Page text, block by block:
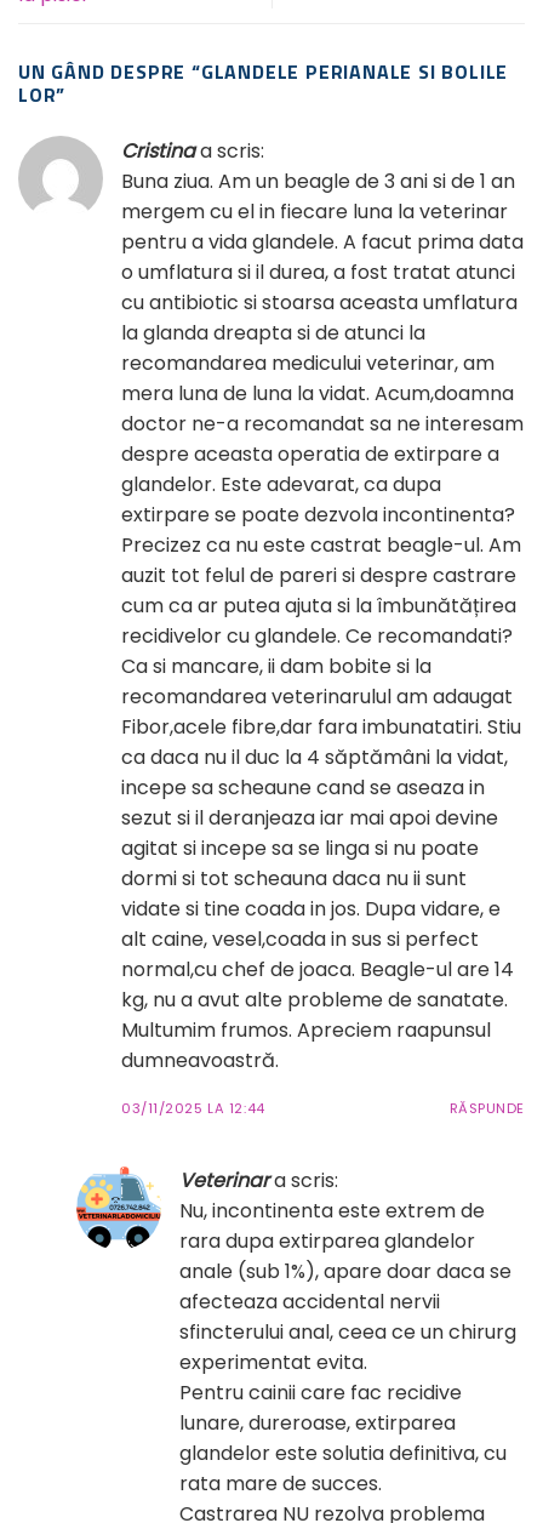
UN GÂND DESPRE “GLANDELE PERIANALE SI BOLILE
LOR”
Cristinaa scris:
Buna ziua. Am un beagle de 3 ani si de 1 an
mergem cu el in fiecare luna la veterinar
pentru a vida glandele. A facut prima data
o umflatura si il durea, a fost tratat atunci
cu antibiotic si stoarsa aceasta umflatura
la glanda dreapta si de atunci la
recomandarea medicului veterinar, am
mera luna de luna la vidat. Acum,doamna
doctor ne-a recomandat sa ne interesam
despre aceasta operatia de extirpare a
glandelor. Este adevarat, ca dupa
extirpare se poate dezvola incontinenta?
Precizez ca nu este castrat beagle-ul. Am
auzit tot felul de pareri si despre castrare
cum ca ar putea ajuta si la îmbunătățirea
recidivelor cu glandele. Ce recomandati?
Ca si mancare, ii dam bobite si la
recomandarea veterinarulul am adaugat
Fibor,acele fibre,dar fara imbunatatiri. Stiu
ca daca nu il duc la 4 săptămâni la vidat,
incepe sa scheaune cand se aseaza in
sezut si il deranjeaza iar mai apoi devine
agitat si incepe sa se linga si nu poate
dormi si tot scheauna daca nu ii sunt
vidate si tine coada in jos. Dupa vidare, e
alt caine, vesel,coada in sus si perfect
normal,cu chef de joaca. Beagle-ul are 14
kg, nu a avut alte probleme de sanatate.
Multumim frumos. Apreciem raapunsul
dumneavoastră.
03/11/2025 LA 12:44 RĂSPUNDE
Veterinara scris:
Nu, incontinenta este extrem de
rara dupa extirparea glandelor
anale (sub 1%), apare doar daca se
afecteaza accidental nervii
sfincterului anal, ceea ce un chirurg
experimentat evita.
Pentru cainii care fac recidive
lunare, dureroase, extirparea
glandelor este solutia definitiva, cu
rata mare de succes.
Castrarea NU rezolva problema